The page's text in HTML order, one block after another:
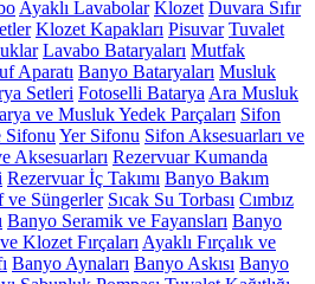
Ayaklı Lavabolar Klozet Duvara Sıfır
Klozet Kapakları Pisuvar Tuvalet
Lavabo Bataryaları Mutfak
Aparatı Banyo Bataryaları Musluk
Setleri Fotoselli Batarya Ara Musluk
ve Musluk Yedek Parçaları Sifon
Sifonu Yer Sifonu Sifon Aksesuarları ve
Aksesuarları Rezervuar Kumanda
Rezervuar İç Takımı Banyo Bakım
ve Süngerler Sıcak Su Torbası Cımbız
Banyo Seramik ve Fayansları Banyo
Klozet Fırçaları Ayaklı Fırçalık ve
Banyo Aynaları Banyo Askısı Banyo